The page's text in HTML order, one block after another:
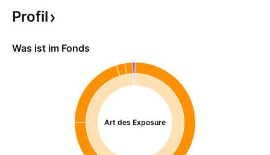
Profil
Was ist im Fonds
Art des Exposure